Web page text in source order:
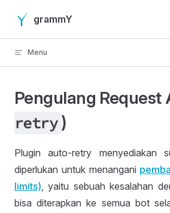
Skip to content
grammY
Menu
Pengulang Request
retry )
Plugin auto-retry menyediakan
diperlukan untuk menangani
limits), yaitu sebuah kesalahan
bisa diterapkan ke semua bot